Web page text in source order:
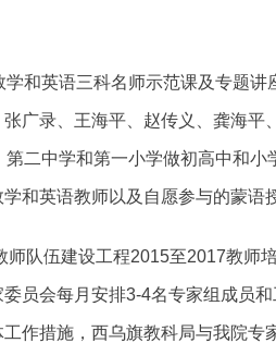
和英语三科名师示范课及专题
广录、王海平、赵传义、龚海平
二中学和第一小学做初高中和
和英语教师以及自愿参与的蒙语
队伍建设工程2015至2017教师
员会每月安排3-4名专家组成员
作措施，西乌旗教科局与我院专